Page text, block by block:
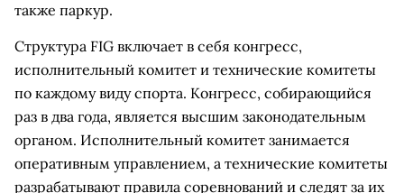
также паркур.
Структура FIG включает в себя конгресс,
исполнительный комитет и технические комитеты
по каждому виду спорта. Конгресс, собирающийся
раз в два года, является высшим законодательным
органом. Исполнительный комитет занимается
оперативным управлением, а технические комитеты
разрабатывают правила соревнований и следят за их